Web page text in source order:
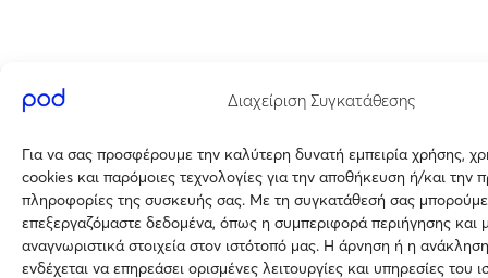
Διαχείριση Συγκατάθεσης
Για να σας προσφέρουμε την καλύτερη δυνατή εμπειρία χρήσης,
cookies και παρόμοιες τεχνολογίες για την αποθήκευση ή/και την
πληροφορίες της συσκευής σας. Με τη συγκατάθεσή σας
επεξεργαζόμαστε δεδομένα, όπως η συμπεριφορά περιήγησης και
αναγνωριστικά στοιχεία στον ιστότοπό μας. Η άρνηση ή η
ενδέχεται να επηρεάσει ορισμένες λειτουργίες και υπηρεσίες του